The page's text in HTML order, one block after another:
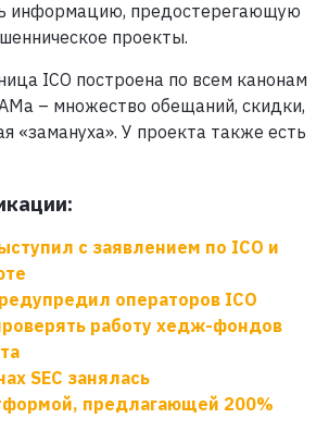
информацию, предостерегающую
проекты.
ICO построена по всем канонам
– множество обещаний, скидки,
«замануха». У проекта также есть
с заявлением по ICO и
операторов ICO
работу хедж-фондов
SEC занялась
предлагающей 200%